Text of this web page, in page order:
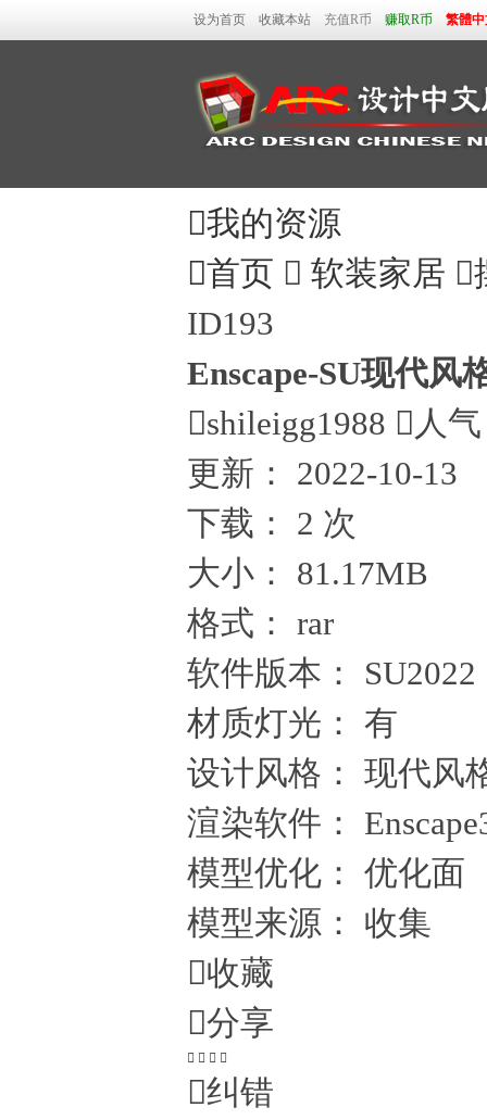
设为首页 收藏本站 充值R币 赚取R币 繁體中
我的资源
首页  软装家居 
ID193
Enscape-SU现代风
shileigg1988  人
更新：
2022-10-13
下载：
2 次
大小：
81.17MB
格式：
rar
软件版本：
SU2022
材质灯光：
有
设计风格：
现代风
渲染软件：
模型优化：
优化面
模型来源：
收集
收藏
分享
   
纠错